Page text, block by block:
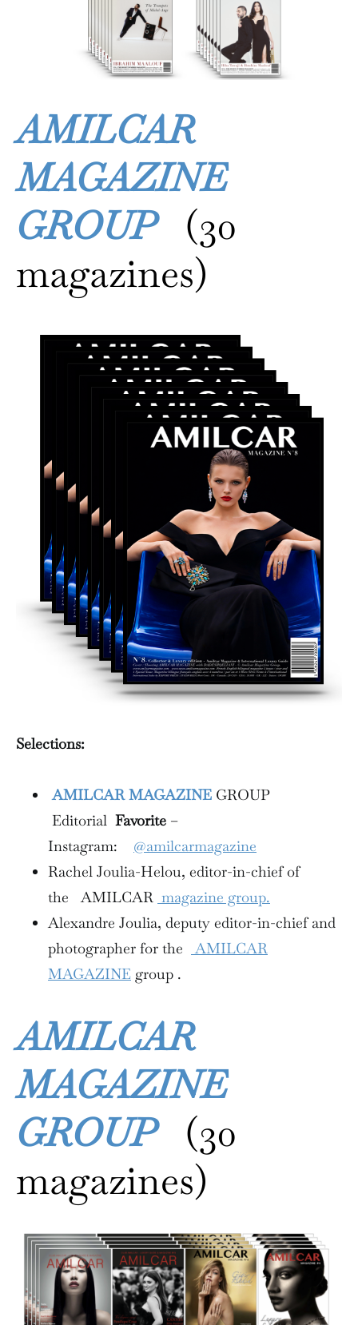
AMILCAR
MAGAZINE
GROUP
(30
magazines)
Selections:
AMILCAR MAGAZINE GROUP
Editorial Favorite –
Instagram: @amilcarmagazine
Rachel Joulia-Helou, editor-in-chief of
the AMILCAR magazine group.
Alexandre Joulia, deputy editor-in-chief and
photographer for the
AMILCAR
MAGAZINE group .
AMILCAR
MAGAZINE
GROUP
(30
magazines)